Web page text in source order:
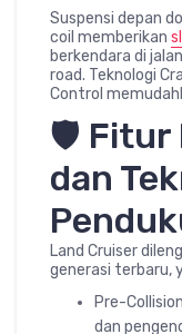
Suspensi depan
coil memberikan
berkendara di
road. Teknologi
Control
🛡️ Fitur
dan
Land Cruiser
generasi terbaru,
Pre-
dan